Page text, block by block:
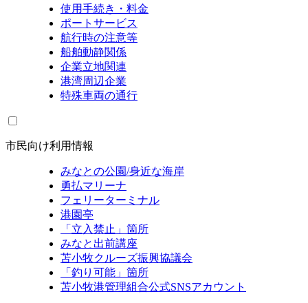
使用手続き・料金
ポートサービス
航行時の注意等
船舶動静関係
企業立地関連
港湾周辺企業
特殊車両の通行
市民向け利用情報
みなとの公園/身近な海岸
勇払マリーナ
フェリーターミナル
港園亭
「立入禁止」箇所
みなと出前講座
苫小牧クルーズ振興協議会
「釣り可能」箇所
苫小牧港管理組合公式SNSアカウント